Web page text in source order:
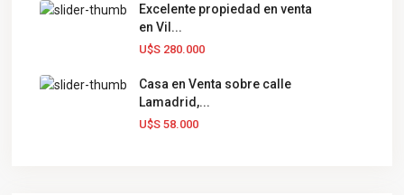
Excelente propiedad en venta
en Vil...
U$S 280.000
Casa en Venta sobre calle
Lamadrid,...
U$S 58.000